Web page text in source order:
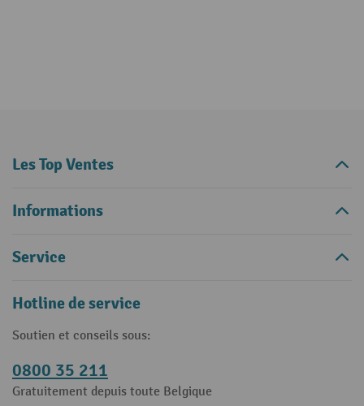
Les Top Ventes
Informations
Service
Hotline de service
Soutien et conseils sous:
0800 35 211
Gratuitement depuis toute Belgique